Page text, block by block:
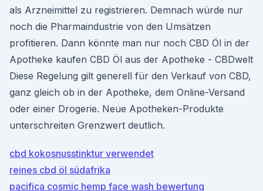
als Arzneimittel zu registrieren. Demnach würde nur
noch die Pharmaindustrie von den Umsätzen
profitieren. Dann könnte man nur noch CBD Öl in der
Apotheke kaufen CBD Öl aus der Apotheke - CBDwelt
Diese Regelung gilt generell für den Verkauf von CBD,
ganz gleich ob in der Apotheke, dem Online-Versand
oder einer Drogerie. Neue Apotheken-Produkte
unterschreiten Grenzwert deutlich.
cbd kokosnusstinktur verwendet
reines cbd öl südafrika
pacifica cosmic hemp face wash bewertung